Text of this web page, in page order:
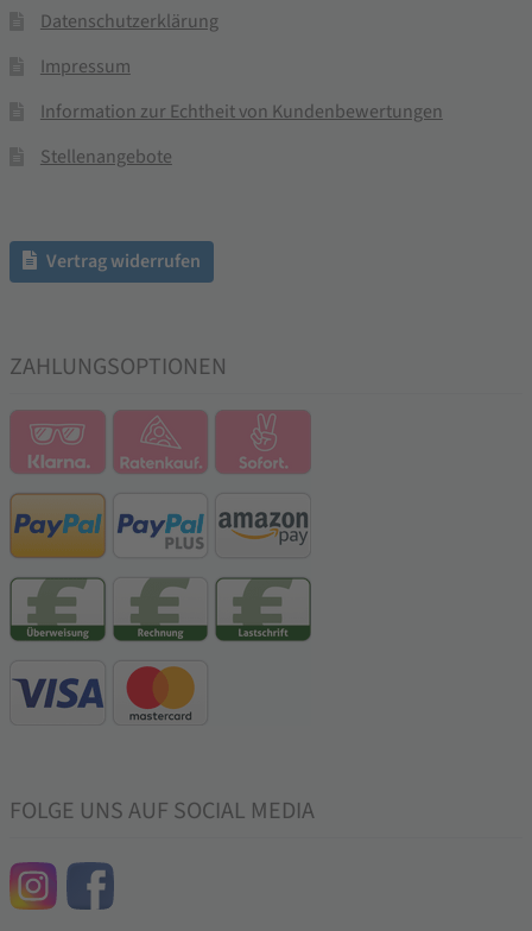
Datenschutzerklärung
Impressum
Information zur Echtheit von Kundenbewertungen
Stellenangebote
Vertrag widerrufen
ZAHLUNGSOPTIONEN
FOLGE UNS AUF SOCIAL MEDIA